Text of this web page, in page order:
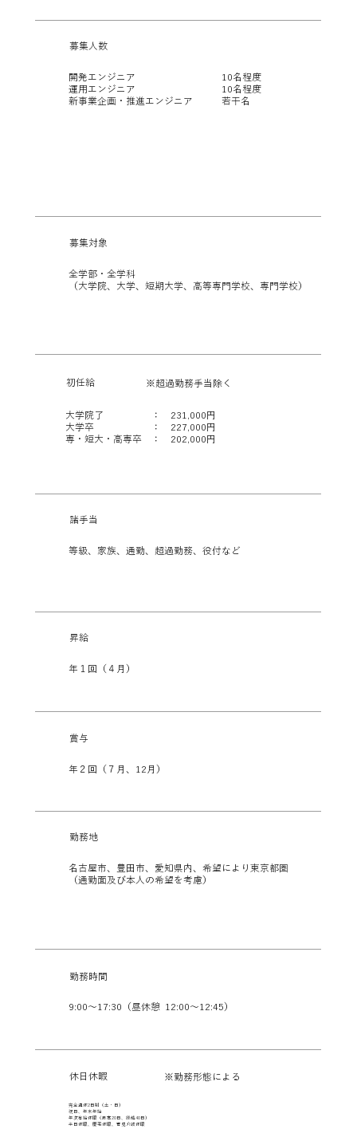
​募集人数
開発エンジニア 10名程度
運用エンジニア 10名程度
新事業企画・推進エンジニア 若干名
​募集対象
全学部・全学科
（大学院、大学、短期大学、高等専門学校、専門学校）
初任給 ※超過勤務手当除く
大学院了 ： 231,000円
大学卒 ： 227,000円
専・短大・高専卒 ： 202,000円
諸手当
等級、家族、通勤、超過勤務、役付など
昇給
年１回（４月）
賞与
年２回（７月、12月）
勤務地
名古屋市、豊田市、愛知県内、希望により東京都圏
（通勤面及び本人の希望を考慮）
勤務時間
9:00～17:30（昼休憩 12:00～12:45）
休日休暇 ※勤務形態による
完全週休2日制（土・日）
祝日、年末年始
年次有給休暇（最高20日、繰越40日）
半日休暇、慶弔休暇、育児介護休暇